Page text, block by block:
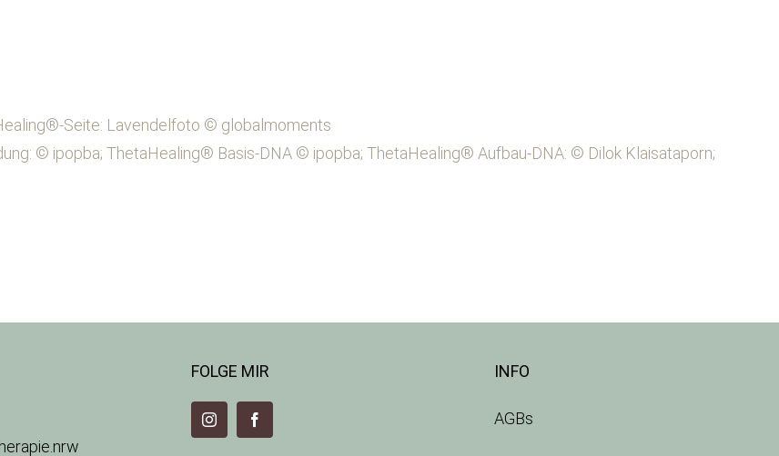
Seite: Lavendelfoto © globalmoments
© ipopba; ThetaHealing® Basis-DNA © ipopba; ThetaHealing® Aufbau-DNA: © Dilok Klaisataporn;
FOLGE MIR INFO
AGBs